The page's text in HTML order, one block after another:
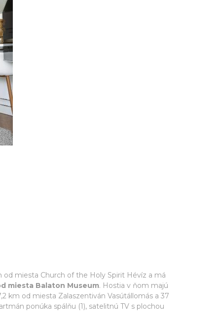
miesta Church of the Holy Spirit Hévíz a má
miesta Balaton Museum. Hostia v ňom majú
km od miesta Zalaszentiván Vasútállomás a 37
ponúka spálňu (1), satelitnú TV s plochou